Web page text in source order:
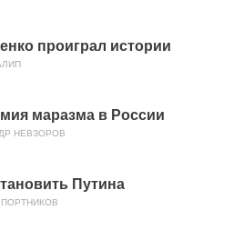
проиграл истории
маразма в России
НЕВЗОРОВ
Путина